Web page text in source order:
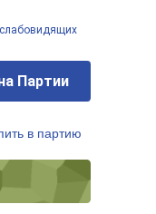
Партии
в партию